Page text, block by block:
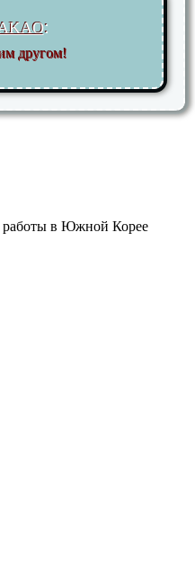
:
другом!
работы в Южной Корее